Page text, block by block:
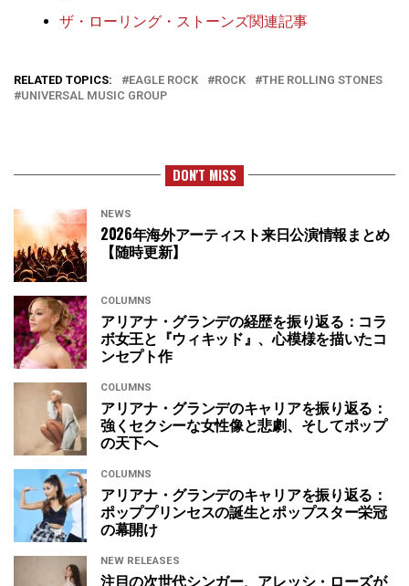
ザ・ローリング・ストーンズ関連記事
RELATED TOPICS: EAGLE ROCK ROCK
THE ROLLING STONES
UNIVERSAL MUSIC GROUP
DON'T MISS
NEWS
2026年海外アーティスト来日公演情報まとめ
【随時更新】
COLUMNS
アリアナ・グランデの経歴を振り返る：コラ
ボ女王と『ウィキッド』、心模様を描いたコ
ンセプト作
COLUMNS
アリアナ・グランデのキャリアを振り返る：
強くセクシーな女性像と悲劇、そしてポップ
の天下へ
COLUMNS
アリアナ・グランデのキャリアを振り返る：
ポッププリンセスの誕生とポップスター栄冠
の幕開け
NEW RELEASES
注目の次世代シンガー、アレッシ・ローズが